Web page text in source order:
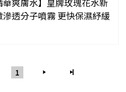
透分子噴霧 更快保濕紓緩
1